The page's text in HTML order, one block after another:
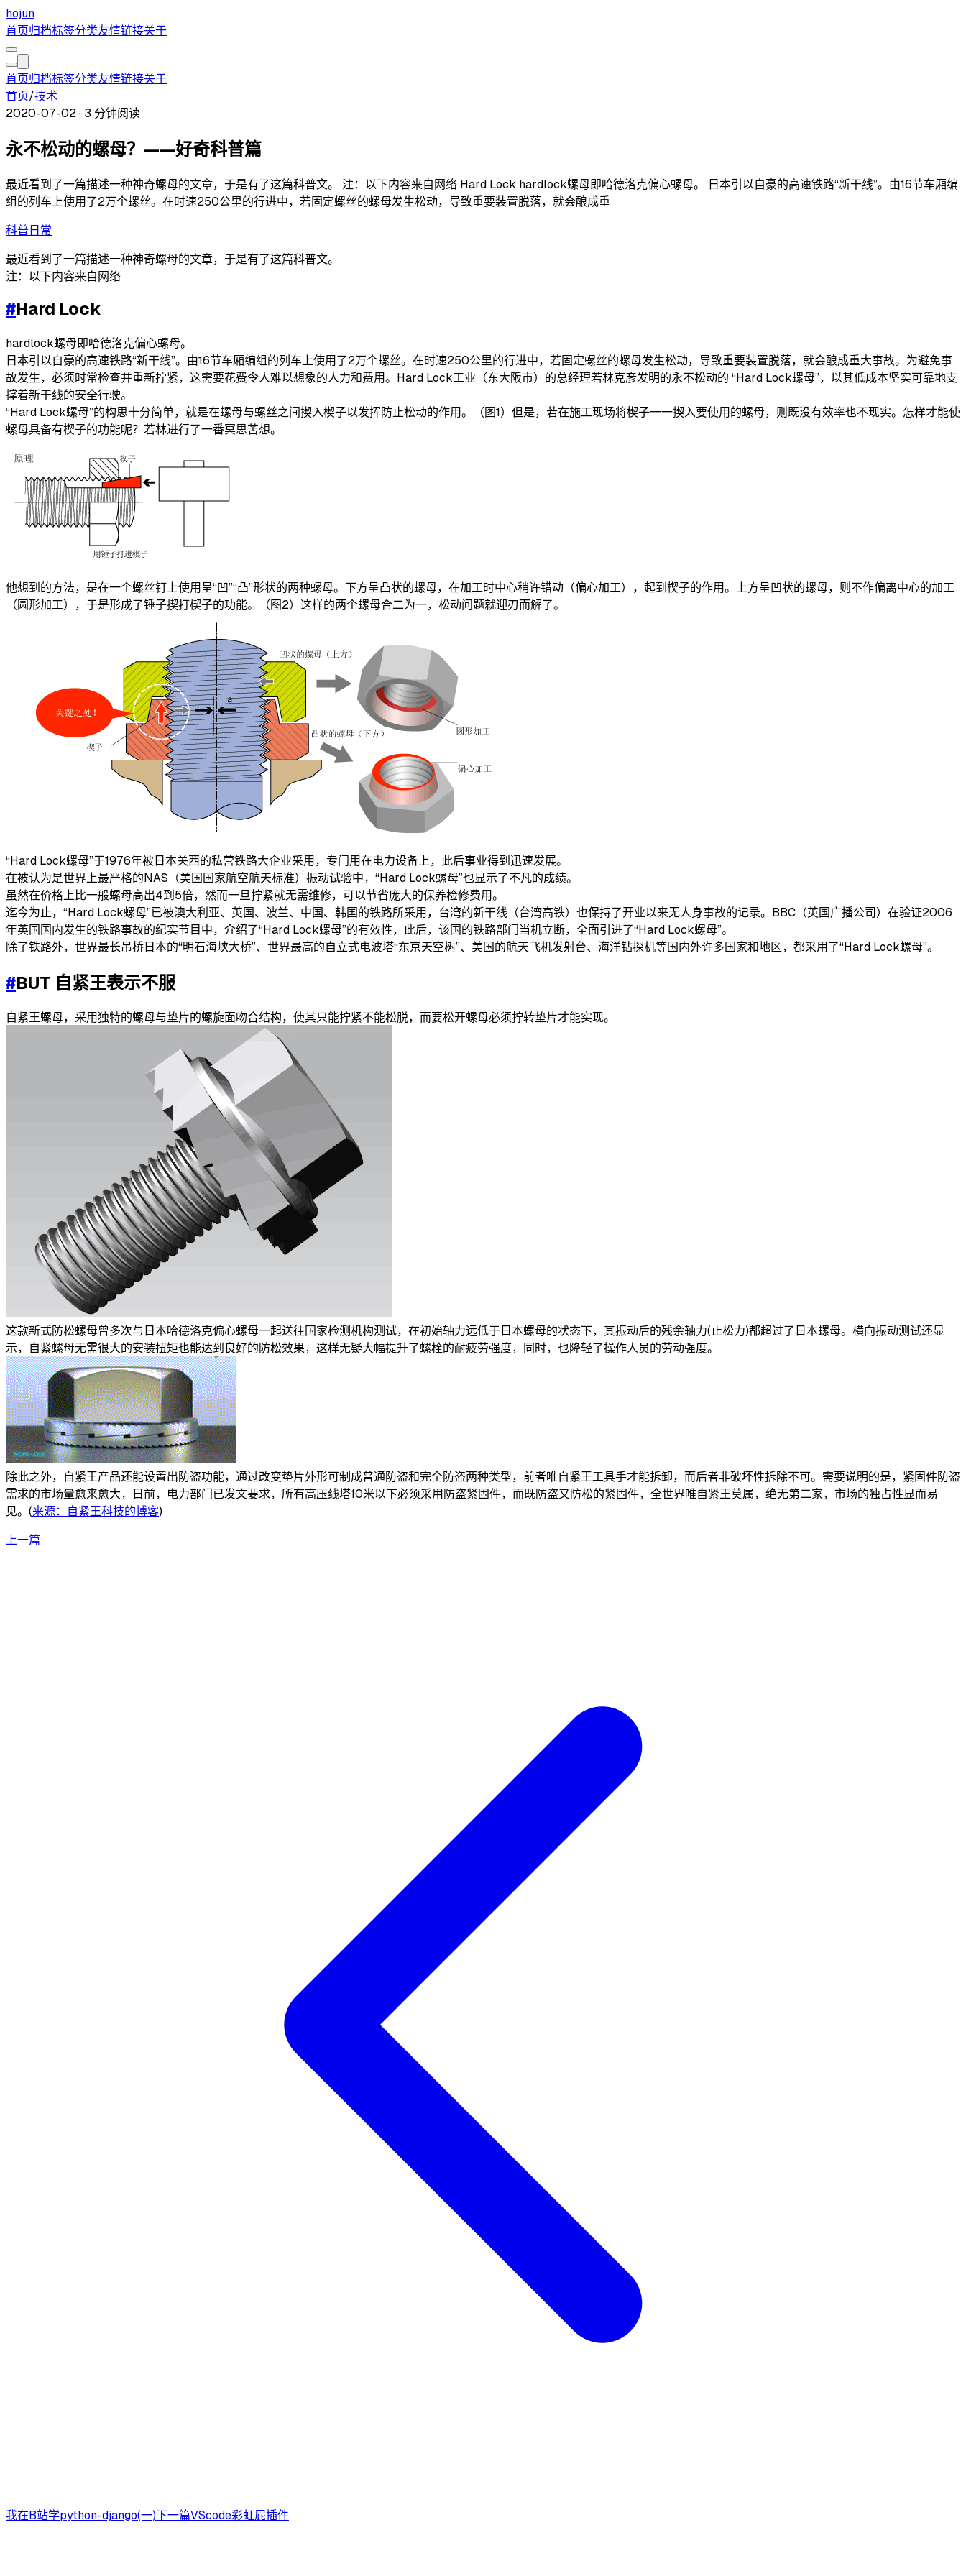
hojun
首页归档标签分类友情链接关于
首页归档标签分类友情链接关于
首页/技术
2020-07-02 · 3 分钟阅读
永不松动的螺母？——好奇科普篇
最近看到了一篇描述一种神奇螺母的文章，于是有了这篇科普文。 注：以下内容来自网络 Hard Lock hardlock螺母即哈德洛克偏心螺母。 日本引以自豪的高速铁路“新干线”。由16节车厢编
组的列车上使用了2万个螺丝。在时速250公里的行进中，若固定螺丝的螺母发生松动，导致重要装置脱落，就会酿成重
科普 日常
最近看到了一篇描述一种神奇螺母的文章，于是有了这篇科普文。
注：以下内容来自网络
#Hard Lock
hardlock螺母即哈德洛克偏心螺母。
日本引以自豪的高速铁路“新干线”。由16节车厢编组的列车上使用了2万个螺丝。在时速250公里的行进中，若固定螺丝的螺母发生松动，导致重要装置脱落，就会酿成重大事故。为避免事
故发生，必须时常检查并重新拧紧，这需要花费令人难以想象的人力和费用。Hard Lock工业（东大阪市）的总经理若林克彦发明的永不松动的 “Hard Lock螺母”，以其低成本坚实可靠地支
撑着新干线的安全行驶。
“Hard Lock螺母”的构思十分简单，就是在螺母与螺丝之间揳入楔子以发挥防止松动的作用。（图1）但是，若在施工现场将楔子一一揳入要使用的螺母，则既没有效率也不现实。怎样才能使
螺母具备有楔子的功能呢？若林进行了一番冥思苦想。
他想到的方法，是在一个螺丝钉上使用呈“凹”“凸”形状的两种螺母。下方呈凸状的螺母，在加工时中心稍许错动（偏心加工），起到楔子的作用。上方呈凹状的螺母，则不作偏离中心的加工
（圆形加工），于是形成了锤子揳打楔子的功能。（图2）这样的两个螺母合二为一，松动问题就迎刃而解了。
“Hard Lock螺母”于1976年被日本关西的私营铁路大企业采用，专门用在电力设备上，此后事业得到迅速发展。
在被认为是世界上最严格的NAS（美国国家航空航天标准）振动试验中，“Hard Lock螺母”也显示了不凡的成绩。
虽然在价格上比一般螺母高出4到5倍，然而一旦拧紧就无需维修，可以节省庞大的保养检修费用。
迄今为止，“Hard Lock螺母”已被澳大利亚、英国、波兰、中国、韩国的铁路所采用，台湾的新干线（台湾高铁）也保持了开业以来无人身事故的记录。BBC（英国广播公司）在验证2006
年英国国内发生的铁路事故的纪实节目中，介绍了“Hard Lock螺母”的有效性，此后，该国的铁路部门当机立断，全面引进了“Hard Lock螺母”。
除了铁路外，世界最长吊桥日本的“明石海峡大桥”、世界最高的自立式电波塔“东京天空树”、美国的航天飞机发射台、海洋钻探机等国内外许多国家和地区，都采用了“Hard Lock螺母”。
#BUT 自紧王表示不服
自紧王螺母，采用独特的螺母与垫片的螺旋面吻合结构，使其只能拧紧不能松脱，而要松开螺母必须拧转垫片才能实现。
这款新式防松螺母曾多次与日本哈德洛克偏心螺母一起送往国家检测机构测试，在初始轴力远低于日本螺母的状态下，其振动后的残余轴力(止松力)都超过了日本螺母。横向振动测试还显
示，自紧螺母无需很大的安装扭矩也能达到良好的防松效果，这样无疑大幅提升了螺栓的耐疲劳强度，同时，也降轻了操作人员的劳动强度。
除此之外，自紧王产品还能设置出防盗功能，通过改变垫片外形可制成普通防盗和完全防盗两种类型，前者唯自紧王工具手才能拆卸，而后者非破坏性拆除不可。需要说明的是，紧固件防盗
需求的市场量愈来愈大，日前，电力部门已发文要求，所有高压线塔10米以下必须采用防盗紧固件，而既防盗又防松的紧固件，全世界唯自紧王莫属，绝无第二家，市场的独占性显而易
见。(来源：自紧王科技的博客)
上一篇
我在B站学python-django(一)下一篇VScode彩虹屁插件